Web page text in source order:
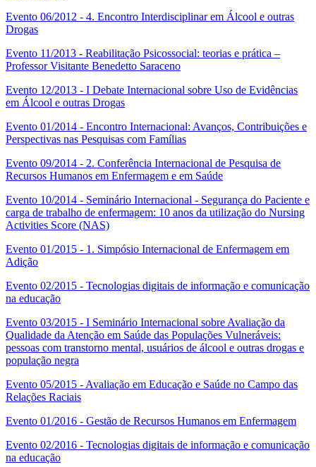
Evento 06/2012 - 4. Encontro Interdisciplinar em Álcool e outras
Drogas
Evento 11/2013 - Reabilitação Psicossocial: teorias e prática –
Professor Visitante Benedetto Saraceno
Evento 12/2013 - I Debate Internacional sobre Uso de Evidências
em Álcool e outras Drogas
Evento 01/2014 - Encontro Internacional: Avanços, Contribuições e
Perspectivas nas Pesquisas com Famílias
Evento 09/2014 - 2. Conferência Internacional de Pesquisa de
Recursos Humanos em Enfermagem e em Saúde
Evento 10/2014 - Seminário Internacional - Segurança do Paciente e
carga de trabalho de enfermagem: 10 anos da utilização do Nursing
Activities Score (NAS)
Evento 01/2015 - 1. Simpósio Internacional de Enfermagem em
Adição
Evento 02/2015 - Tecnologias digitais de informação e comunicação
na educação
Evento 03/2015 - I Seminário Internacional sobre Avaliação da
Qualidade da Atenção em Saúde das Populações Vulneráveis:
pessoas com transtorno mental, usuários de álcool e outras drogas e
população negra
Evento 05/2015 - Avaliação em Educação e Saúde no Campo das
Relações Raciais
Evento 01/2016 - Gestão de Recursos Humanos em Enfermagem
Evento 02/2016 - Tecnologias digitais de informação e comunicação
na educação